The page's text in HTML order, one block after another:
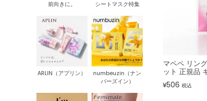
前向きに。
シートマスク特集
ARLIN（アプリン）
numbeuzin（ナン
バーズイン）
マペペ リン
ット 正規品
¥506 税込